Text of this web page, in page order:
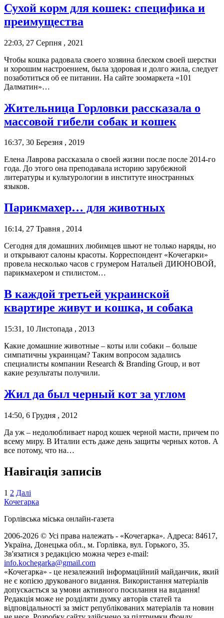
Сухой корм для кошек: специфика и
преимущества
22:03, 27 Серпня , 2021
Чтобы кошка радовала своего хозяина блеском своей шерстки
и хорошим настроением, была здоровая и долго жила, следует
позаботиться об ее питании. На сайте зоомаркета «101
Далматин»…
Жительница Горловки рассказала о
массовой гибели собак и кошек
16:37, 30 Березня , 2019
Елена Лаврова рассказала о своей жизни после после 2014-го
года. До этого она преподавала историю зарубежной
литературы и культурологии в институте иностранных
языков.
Парикмахер… для животных
16:14, 27 Травня , 2014
Сегодня для домашних любимцев шьют не только наряды, но
и открывают салоны красоты. Корреспондент «Кочегарки»
провела несколько часов с грумером Натальей ДИЮНОВОЙ,
парикмахером и стилистом…
В каждой третьей украинской
квартире живут и кошка, и собака
15:31, 10 Листопада , 2013
Какие домашние животные – коты или собаки – больше
симпатичны украинцам? Таким вопросом задались
специалисты компании Research & Branding Group, и вот
какие результаты получили.
Жил да был черный кот за углом
14:50, 6 Грудня , 2012
Да уж – недолюбливает народ кошек черной масти, причем по
всему миру. В Италии есть даже день защиты черных котов. А
все потому, что на…
Навігація записів
1 2 Далі
Кочегарка
Горлівська міська онлайн-газета
2006-2026 © Усі права належать - «Кочегарка». Адреса: 84617,
Україна, Донецька обл., м. Горлівка, вул. Горького, 35.
Зв'язатися з редакцією можна через e-mail:
info.kochegarka@gmail.com
«Кочегарка» - це незалежний інформаційний майданчик, який
не є копією друкованого видання. Використання матеріалів
допускається за умови активного посилання на видання!
Редакція може не розділяти думку авторів статей та
відповідальності за зміст републікованих матеріалів та новин